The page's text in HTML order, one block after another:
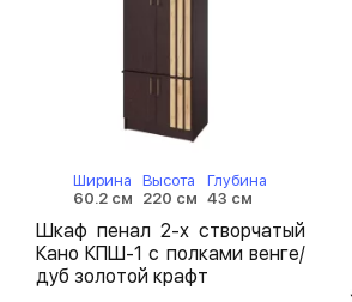
Ширина
60.2 см
Высота
220 см
Глубина
43 см
Шкаф пенал 2-х створчатый
Кано КПШ-1 с полками венге/
дуб золотой крафт